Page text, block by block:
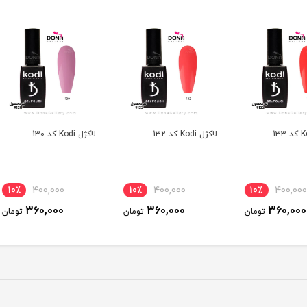
10٪
تومان
10٪
تومان
10٪
تومان